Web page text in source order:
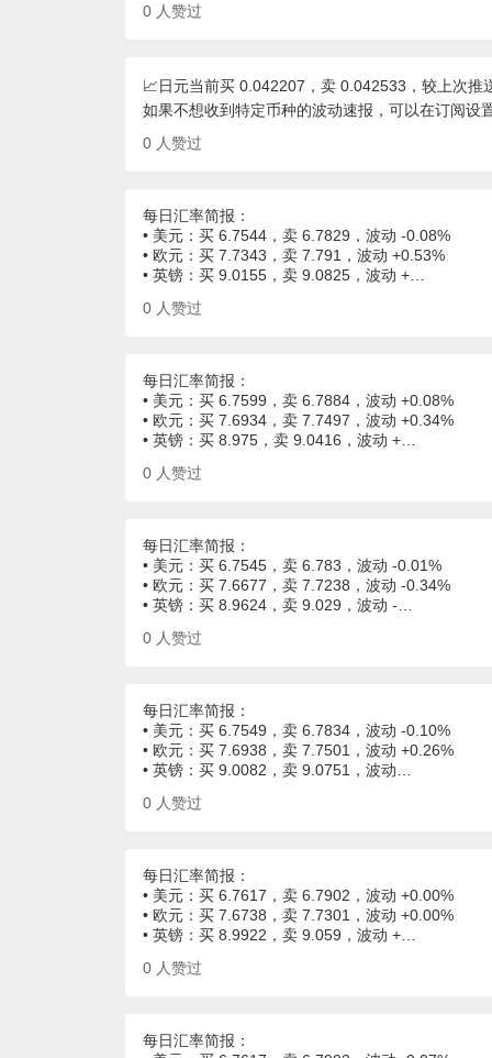
0 人赞过
📈日元当前买 0.042207，卖 0.042533，较上次推
如果不想收到特定币种的波动速报，可以在订阅设
0 人赞过
每日汇率简报：
• 美元：买 6.7544，卖 6.7829，波动 -0.08%
• 欧元：买 7.7343，卖 7.791，波动 +0.53%
• 英镑：买 9.0155，卖 9.0825，波动 +…
0 人赞过
每日汇率简报：
• 美元：买 6.7599，卖 6.7884，波动 +0.08%
• 欧元：买 7.6934，卖 7.7497，波动 +0.34%
• 英镑：买 8.975，卖 9.0416，波动 +…
0 人赞过
每日汇率简报：
• 美元：买 6.7545，卖 6.783，波动 -0.01%
• 欧元：买 7.6677，卖 7.7238，波动 -0.34%
• 英镑：买 8.9624，卖 9.029，波动 -…
0 人赞过
每日汇率简报：
• 美元：买 6.7549，卖 6.7834，波动 -0.10%
• 欧元：买 7.6938，卖 7.7501，波动 +0.26%
• 英镑：买 9.0082，卖 9.0751，波动…
0 人赞过
每日汇率简报：
• 美元：买 6.7617，卖 6.7902，波动 +0.00%
• 欧元：买 7.6738，卖 7.7301，波动 +0.00%
• 英镑：买 8.9922，卖 9.059，波动 +…
0 人赞过
每日汇率简报：